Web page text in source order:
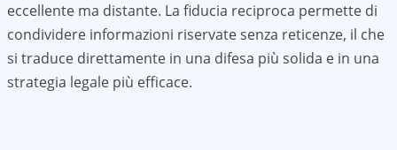
eccellente ma distante. La fiducia reciproca permette di
condividere informazioni riservate senza reticenze, il che
si traduce direttamente in una difesa più solida e in una
strategia legale più efficace.